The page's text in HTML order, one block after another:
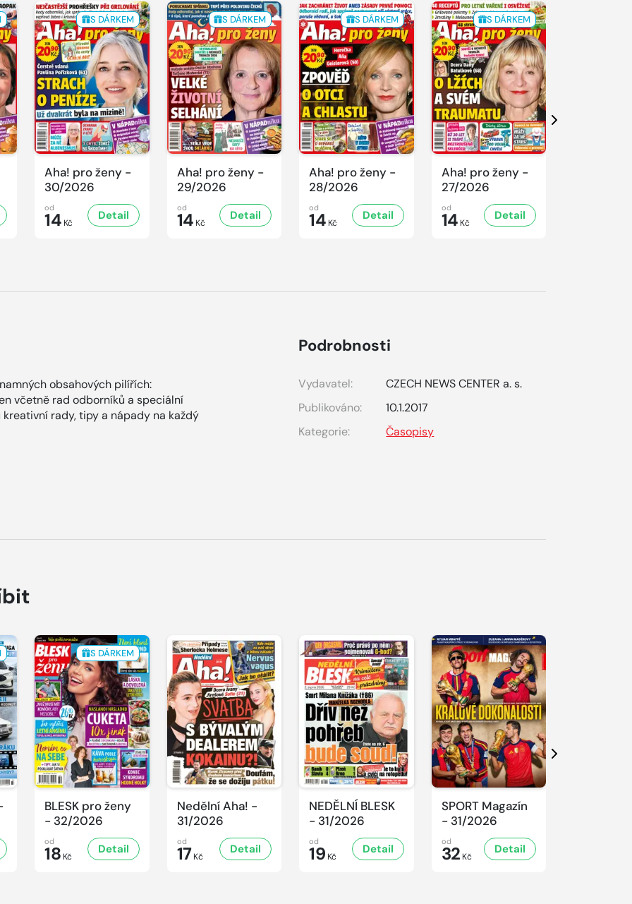
S DÁRKEM
Aha! pro ženy -
30/2026
od
14 Kč
Detail
S DÁRKEM
Aha! pro ženy -
29/2026
od
14 Kč
Detail
S DÁRKEM
Aha! pro ženy -
28/2026
od
14 Kč
Detail
S DÁRKEM
Aha! pro ženy -
27/2026
od
14 Kč
Detail
Další
obsahových pilířích:
včetně rad odborníků a speciální
rady, tipy a nápady na každý
Podrobnosti
Vydavatel:
CZECH NEWS CENTER a. s.
Publikováno:
10.1.2017
Kategorie:
Časopisy
S DÁRKEM
BLESK pro ženy
- 32/2026
od
18 Kč
Detail
Nedělní Aha! -
31/2026
od
17 Kč
Detail
NEDĚLNÍ BLESK
- 31/2026
od
19 Kč
Detail
SPORT Magazín
- 31/2026
od
32 Kč
Detail
Další